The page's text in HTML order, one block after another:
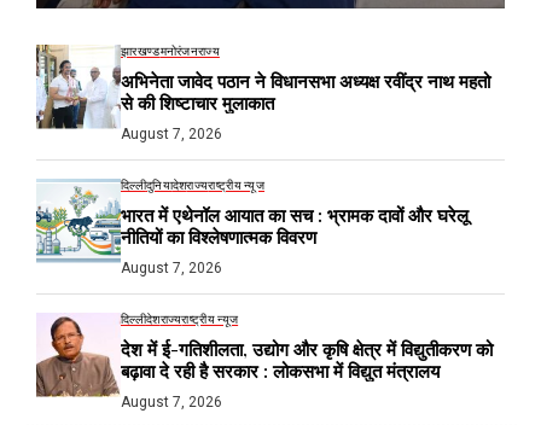
झारखण्डमनोरंजनराज्य
अभिनेता जावेद पठान ने विधानसभा अध्यक्ष रवींद्र नाथ महतो
से की शिष्टाचार मुलाकात
August 7, 2026
दिल्लीदुनियादेशराज्यराष्ट्रीय न्यूज
भारत में एथेनॉल आयात का सच : भ्रामक दावों और घरेलू
नीतियों का विश्लेषणात्मक विवरण
August 7, 2026
दिल्लीदेशराज्यराष्ट्रीय न्यूज
देश में ई-गतिशीलता, उद्योग और कृषि क्षेत्र में विद्युतीकरण को
बढ़ावा दे रही है सरकार : लोकसभा में विद्युत मंत्रालय
August 7, 2026